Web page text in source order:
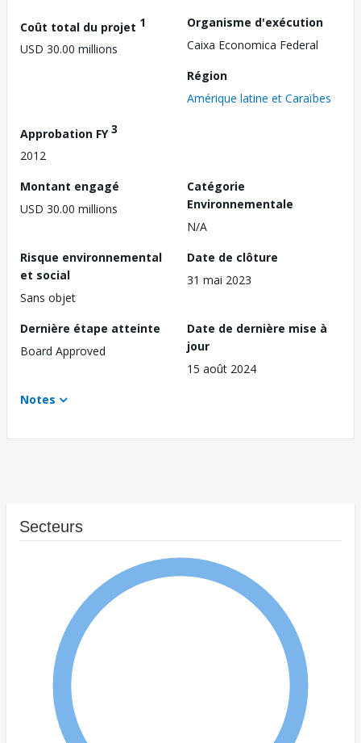
Coût total du projet 1
USD 30.00 millions
Organisme d'exécution
Caixa Economica Federal
Région
Amérique latine et Caraïbes
Approbation FY3
2012
Montant engagé
USD 30.00 millions
Catégorie
Environnementale
N/A
Risque environnemental
et social
Sans objet
Date de clôture
31 mai 2023
Dernière étape atteinte
Board Approved
Date de dernière mise à
jour
15 août 2024
Notes
Secteurs